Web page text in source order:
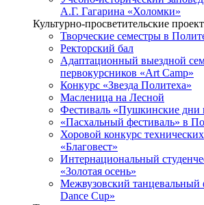
А.Г. Гагарина «Холомки»
Культурно-просветительские
Творческие семестры в
Ректорский бал
Адаптационный выездной
первокурсников «Art Camp»
Конкурс «Звезда Политеха»
Масленица на Лесной
Фестиваль «Пушкинские дни
«Пасхальный фестиваль» в
Хоровой конкурс
«Благовест»
Интернациональный
«Золотая осень»
Межвузовский танцевальный
Dance Cup»